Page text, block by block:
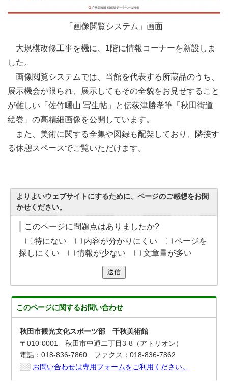
「画像閲覧システム」画面
大規模改修工事を機に、1階に情報コーナーを新設しま
した。
画像閲覧システムでは、当館を代表する所蔵品のうち、
展示機会が限られ、展示してもその全貌をお見せすること
が難しい「佐竹曙山 写生帖」と伝荻津勝孝筆「秋田街道
絵巻」の高精細画像を公開しています。
また、美術に関する全集や図録も配架しており、隣接す
る休憩スペースでご覧いただけます。
よりよいウェブサイトにするために、ページのご感想をお聞
かせください。
このページに問題点はありましたか?
特にない
内容が分かりにくい
ページを
探しにくい
情報が少ない 文章量が多い
送信
このページに関するお問い合わせ
秋田市観光文化スポーツ部 千秋美術館
〒010-0001 秋田市中通二丁目3-8（アトリオン）
電話：018-836-7860 ファクス：018-836-7862
お問い合わせは専用フォームをご利用ください。